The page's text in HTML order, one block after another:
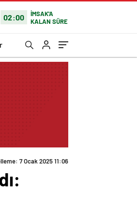
02:00
İMSAK'A
KALAN SÜRE
7 Ocak 2025 11:06